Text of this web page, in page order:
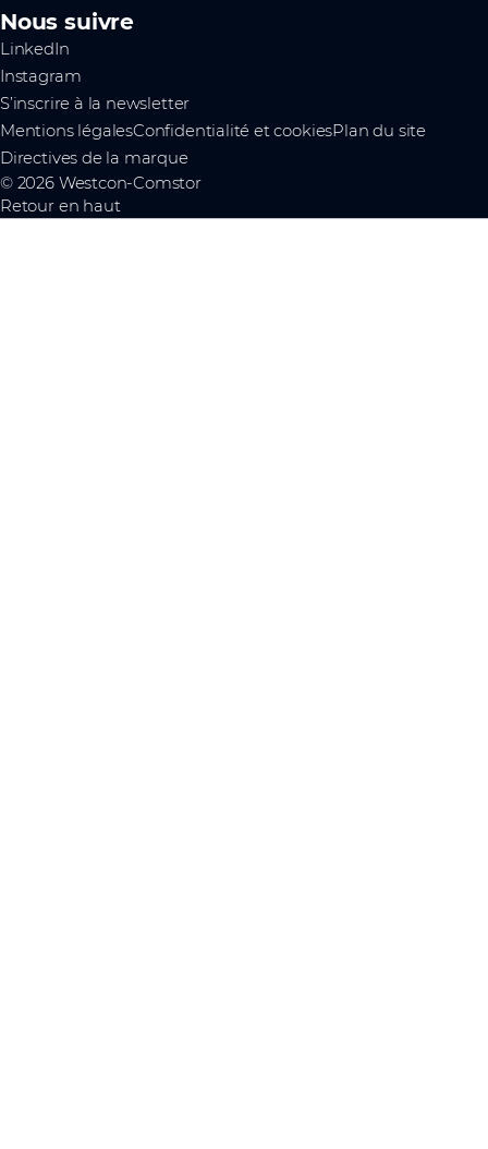
Nous suivre
LinkedIn
Instagram
S’inscrire à la newsletter
Mentions légalesConfidentialité et cookiesPlan du site
Directives de la marque
© 2026 Westcon-Comstor
Retour en haut